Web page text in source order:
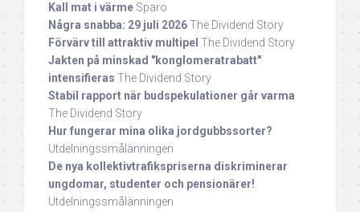
Kall mat i värme Sparo
Några snabba: 29 juli 2026The Dividend Story
Förvärv till attraktiv multipel The Dividend Story
Jakten på minskad "konglomeratrabatt"
intensifieras The Dividend Story
Stabil rapport när budspekulationer går varma
The Dividend Story
Hur fungerar mina olika jordgubbssorter?
Utdelningssmålänningen
De nya kollektivtrafikspriserna diskriminerar
ungdomar, studenter och pensionärer!
Utdelningssmålänningen